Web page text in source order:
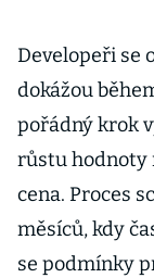
Developeři se
dokážou
pořádný krok
růstu hodnoty
cena. Proces
měsíců, kdy
se podmínky